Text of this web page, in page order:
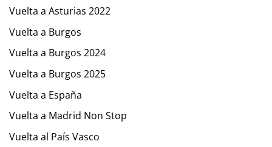
Vuelta a Asturias 2022
Vuelta a Burgos
Vuelta a Burgos 2024
Vuelta a Burgos 2025
Vuelta a España
Vuelta a Madrid Non Stop
Vuelta al País Vasco